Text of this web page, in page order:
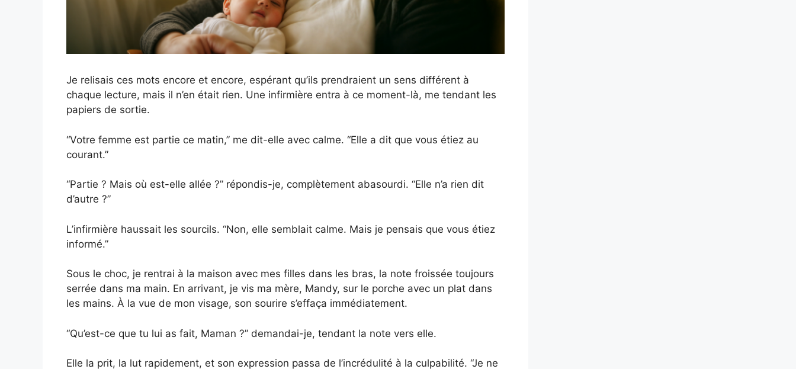
Je relisais ces mots encore et encore, espérant qu’ils prendraient un sens différent à
chaque lecture, mais il n’en était rien. Une infirmière entra à ce moment-là, me tendant les
papiers de sortie.
“Votre femme est partie ce matin,” me dit-elle avec calme. “Elle a dit que vous étiez au
courant.”
“Partie ? Mais où est-elle allée ?” répondis-je, complètement abasourdi. “Elle n’a rien dit
d’autre ?”
L’infirmière haussait les sourcils. “Non, elle semblait calme. Mais je pensais que vous étiez
informé.”
Sous le choc, je rentrai à la maison avec mes filles dans les bras, la note froissée toujours
serrée dans ma main. En arrivant, je vis ma mère, Mandy, sur le porche avec un plat dans
les mains. À la vue de mon visage, son sourire s’effaça immédiatement.
“Qu’est-ce que tu lui as fait, Maman ?” demandai-je, tendant la note vers elle.
Elle la prit, la lut rapidement, et son expression passa de l’incrédulité à la culpabilité. “Je ne